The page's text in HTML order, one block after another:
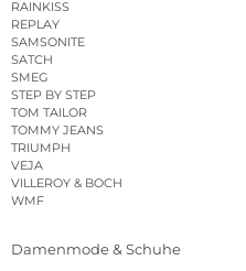
RAINKISS
REPLAY
SAMSONITE
SATCH
SMEG
STEP BY STEP
TOM TAILOR
TOMMY JEANS
TRIUMPH
VEJA
VILLEROY & BOCH
WMF
Damenmode & Schuhe